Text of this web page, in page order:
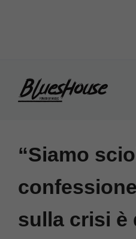
“Siamo
sulla crisi è